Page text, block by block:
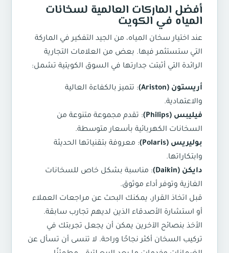
أفضل الماركات العالمية لسخانات
المياه في الكويت
عند اختيار سخان المياه، من الجيد التفكير في الماركة
التي ستستثمر فيها. بعض من العلامات التجارية
الرائدة التي أثبتت جدارتها في السوق الكويتية تشمل:
أريستون (Ariston)
: تتميز بالكفاءة العالية
والاعتمادية.
فيليبس (Philips)
: تقدم مجموعة متنوعة من
السخانات الكهربائية بأسعار متوسطة.
بوليريس (Polaris)
: معروفة بتقنياتها الحديثة
وابتكاراتها.
دايكن (Daikin)
: مناسبة بشكل خاص للسخانات
الغازية وتوفر أداء موثوق.
قبل اتخاذ القرار، يمكنك البحث عن مراجعات العملاء
أو استشارة الأصدقاء الذين لديهم تجارب سابقة.
الأخذ بنصائح الآخرين يمكن أن يجعل تجربتك في
تركيب السخان أكثر نجاحًا وراحة. لا تنسى أن تسأل عن